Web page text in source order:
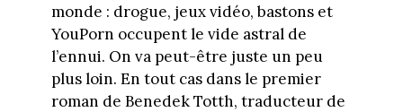
monde : drogue, jeux vidéo, bastons et
YouPorn occupent le vide astral de
l’ennui. On va peut-être juste un peu
plus loin. En tout cas dans le premier
roman de Benedek Totth, traducteur de